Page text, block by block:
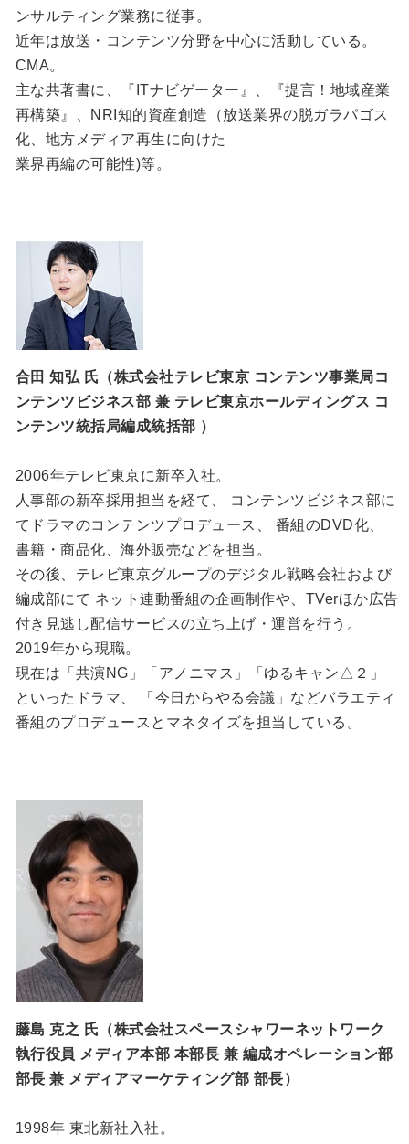
ンサルティング業務に従事。
近年は放送・コンテンツ分野を中心に活動している。
CMA。
主な共著書に、『ITナビゲーター』、『提言！地域産業
再構築』、NRI知的資産創造（放送業界の脱ガラパゴス
化、地方メディア再生に向けた
業界再編の可能性)等。
合田 知弘 氏（株式会社テレビ東京 コンテンツ事業局コ
ンテンツビジネス部 兼 テレビ東京ホールディングス コ
ンテンツ統括局編成統括部 ）
2006年テレビ東京に新卒⼊社。
⼈事部の新卒採⽤担当を経て、 コンテンツビジネス部に
てドラマのコンテンツプロデュース、 番組のDVD化、
書籍・商品化、海外販売などを担当。
その後、テレビ東京グループのデジタル戦略会社および
編成部にて ネット連動番組の企画制作や、TVerほか広告
付き⾒逃し配信サービスの⽴ち上げ・運営を⾏う。
2019年から現職。
現在は「共演NG」「アノニマス」「ゆるキャン△２」
といったドラマ、 「今⽇からやる会議」などバラエティ
番組のプロデュースとマネタイズを担当している。
藤島 克之 氏（株式会社スペースシャワーネットワーク
執行役員 メディア本部 本部長 兼 編成オペレーション部
部長 兼 メディアマーケティング部 部長）
1998年 東北新社入社。